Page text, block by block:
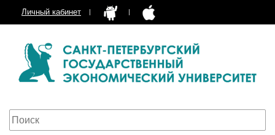
Личный кабинет